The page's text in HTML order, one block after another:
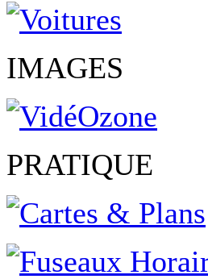
IMAGES
PRATIQUE